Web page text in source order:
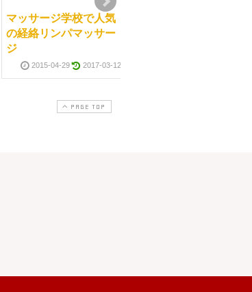
マッサージ学校で人気
の経絡リンパマッサー
ジ
2015-04-29 2017-03-12
PAGE TOP